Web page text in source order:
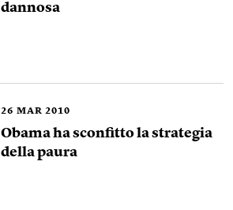
dannosa
26 MAR 2010
Obama ha sconfitto la strategia
della paura